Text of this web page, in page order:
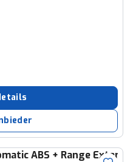
ABS + Range